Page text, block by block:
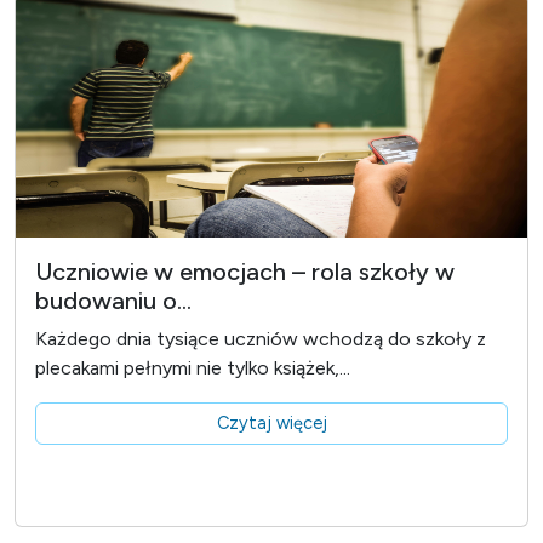
Uczniowie w emocjach – rola szkoły w
budowaniu o...
Każdego dnia tysiące uczniów wchodzą do szkoły z
plecakami pełnymi nie tylko książek,...
Czytaj więcej